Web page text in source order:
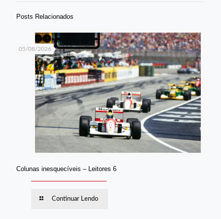
Posts Relacionados
05/08/2026
Colunas inesquecíveis – Leitores 6
Continuar Lendo